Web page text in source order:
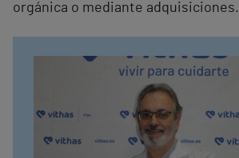
orgánica o mediante adquisiciones.